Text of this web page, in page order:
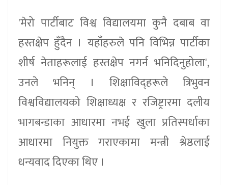
'मेरो पार्टीबाट विश्व विद्यालयमा कुनै दबाब वा
हस्तक्षेप हुँदैन । यहाँहरुले पनि विभिन्न पार्टीका
शीर्ष नेताहरूलाई हस्तक्षेप नगर्न भनिदिनुहोला',
उनले भनिन् । शिक्षाविद्हरूले त्रिभुवन
विश्वविद्यालयको शिक्षाध्यक्ष र रजिष्ट्रारमा दलीय
भागबन्डाका आधारमा नभई खुला प्रतिस्पर्धाका
आधारमा नियुक्त गराएकामा मन्त्री श्रेष्ठलाई
धन्यवाद दिएका थिए ।